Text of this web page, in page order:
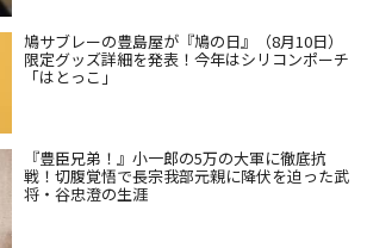
鳩サブレーの豊島屋が『鳩の日』（8月10日）
限定グッズ詳細を発表！今年はシリコンポーチ
「はとっこ」
『豊臣兄弟！』小一郎の5万の大軍に徹底抗
戦！切腹覚悟で長宗我部元親に降伏を迫った武
将・谷忠澄の生涯